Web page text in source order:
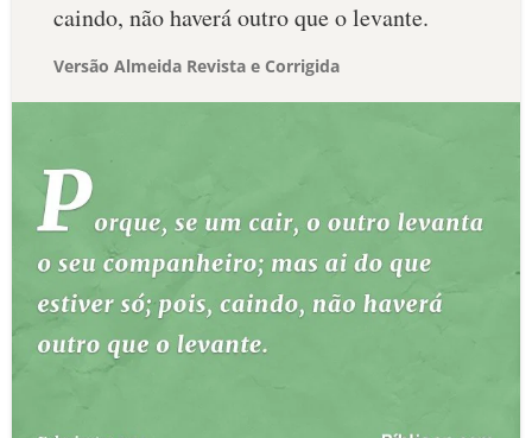
caindo, não haverá outro que o levante.
Versão Almeida Revista e Corrigida